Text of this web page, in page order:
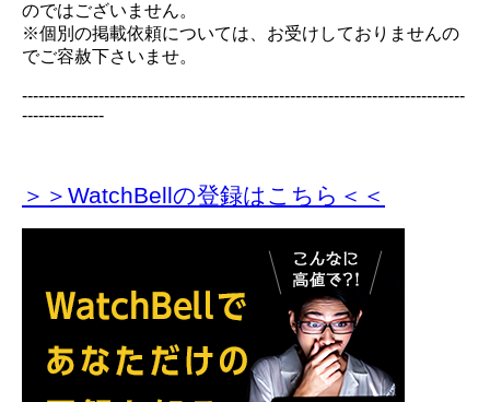
のではございません。
※個別の掲載依頼については、お受けしておりませんの
でご容赦下さいませ。
---------------------------------------------------------------------------------
---------------
＞＞WatchBellの登録はこちら＜＜